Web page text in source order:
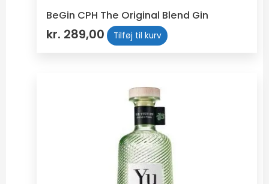
BeGin CPH The Original Blend Gin
kr. 289,00 Tilføj til kurv